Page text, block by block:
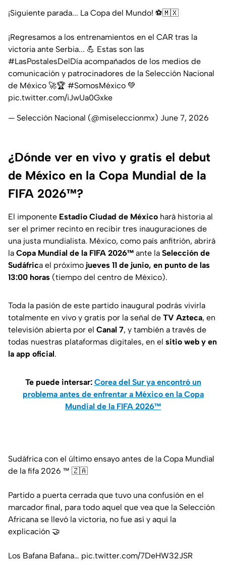
¡Siguiente parada... La Copa del Mundo! ⚽🇲🇽
¡Regresamos a los entrenamientos en el CAR tras la
victoria ante Serbia... 💪 Estas son las
#LasPostalesDelDía acompañados de los medios de
comunicación y patrocinadores de la Selección Nacional
de México 🚀🏆 #SomosMéxico 💚
pic.twitter.com/iJwUa0Gxke
— Selección Nacional (@miseleccionmx) June 7, 2026
¿Dónde ver en vivo y gratis el debut
de México en la Copa Mundial de la
FIFA 2026™?
El imponente Estadio Ciudad de México hará historia al
ser el primer recinto en recibir tres inauguraciones de
una justa mundialista. México, como país anfitrión, abrirá
la Copa Mundial de la FIFA 2026™ ante la Selección de
Sudáfrica el próximo jueves 11 de junio, en punto de las
13:00 horas (tiempo del centro de México).
Toda la pasión de este partido inaugural podrás vivirla
totalmente en vivo y gratis por la señal de TV Azteca, en
televisión abierta por el Canal 7, y también a través de
todas nuestras plataformas digitales, en el sitio web y en
la app oficial.
Te puede intersar: Corea del Sur ya encontró un
problema antes de enfrentar a México en la Copa
Mundial de la FIFA 2026™
Sudáfrica con el último ensayo antes de la Copa Mundial
de la fifa 2026 ™️ 🇿🇦
Partido a puerta cerrada que tuvo una confusión en el
marcador final, para todo aquel que vea que la Selección
Africana se llevó la victoria, no fue así y aquí la
explicación 🤝
Los Bafana Bafana… pic.twitter.com/7DeHW32JSR